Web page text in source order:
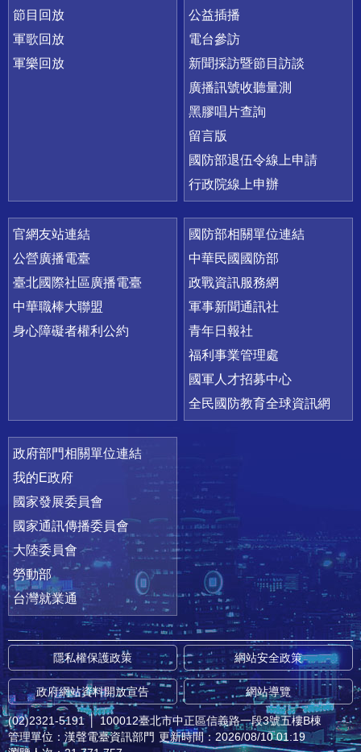
節目回放
軍歌回放
軍樂回放
公益插播
電台參訪
新聞採訪暨節目訪談
廣播訊號收聽量測
黑膠唱片查詢
留言版
國防部退伍令線上申請
行政院線上申辦
官網友站連結
公營廣播電臺
臺北國際社區廣播電臺
中華職棒大聯盟
身心障礙者權利公約
國防部相關單位連結
中華民國國防部
政戰資訊服務網
軍事新聞通訊社
青年日報社
福利事業管理處
國軍人才招募中心
全民國防教育全球資訊網
政府部門相關單位連結
我的E政府
國家發展委員會
國家通訊傳播委員會
大陸委員會
勞動部
台灣就業通
隱私權保護政策 網站安全政策
政府網站資料開放宣告 網站導覽
(02)2321-5191 │ 100012臺北市中正區信義路一段3號五樓B棟
管理單位：漢聲電臺資訊部門 更新時間：2026/08/10 01:19